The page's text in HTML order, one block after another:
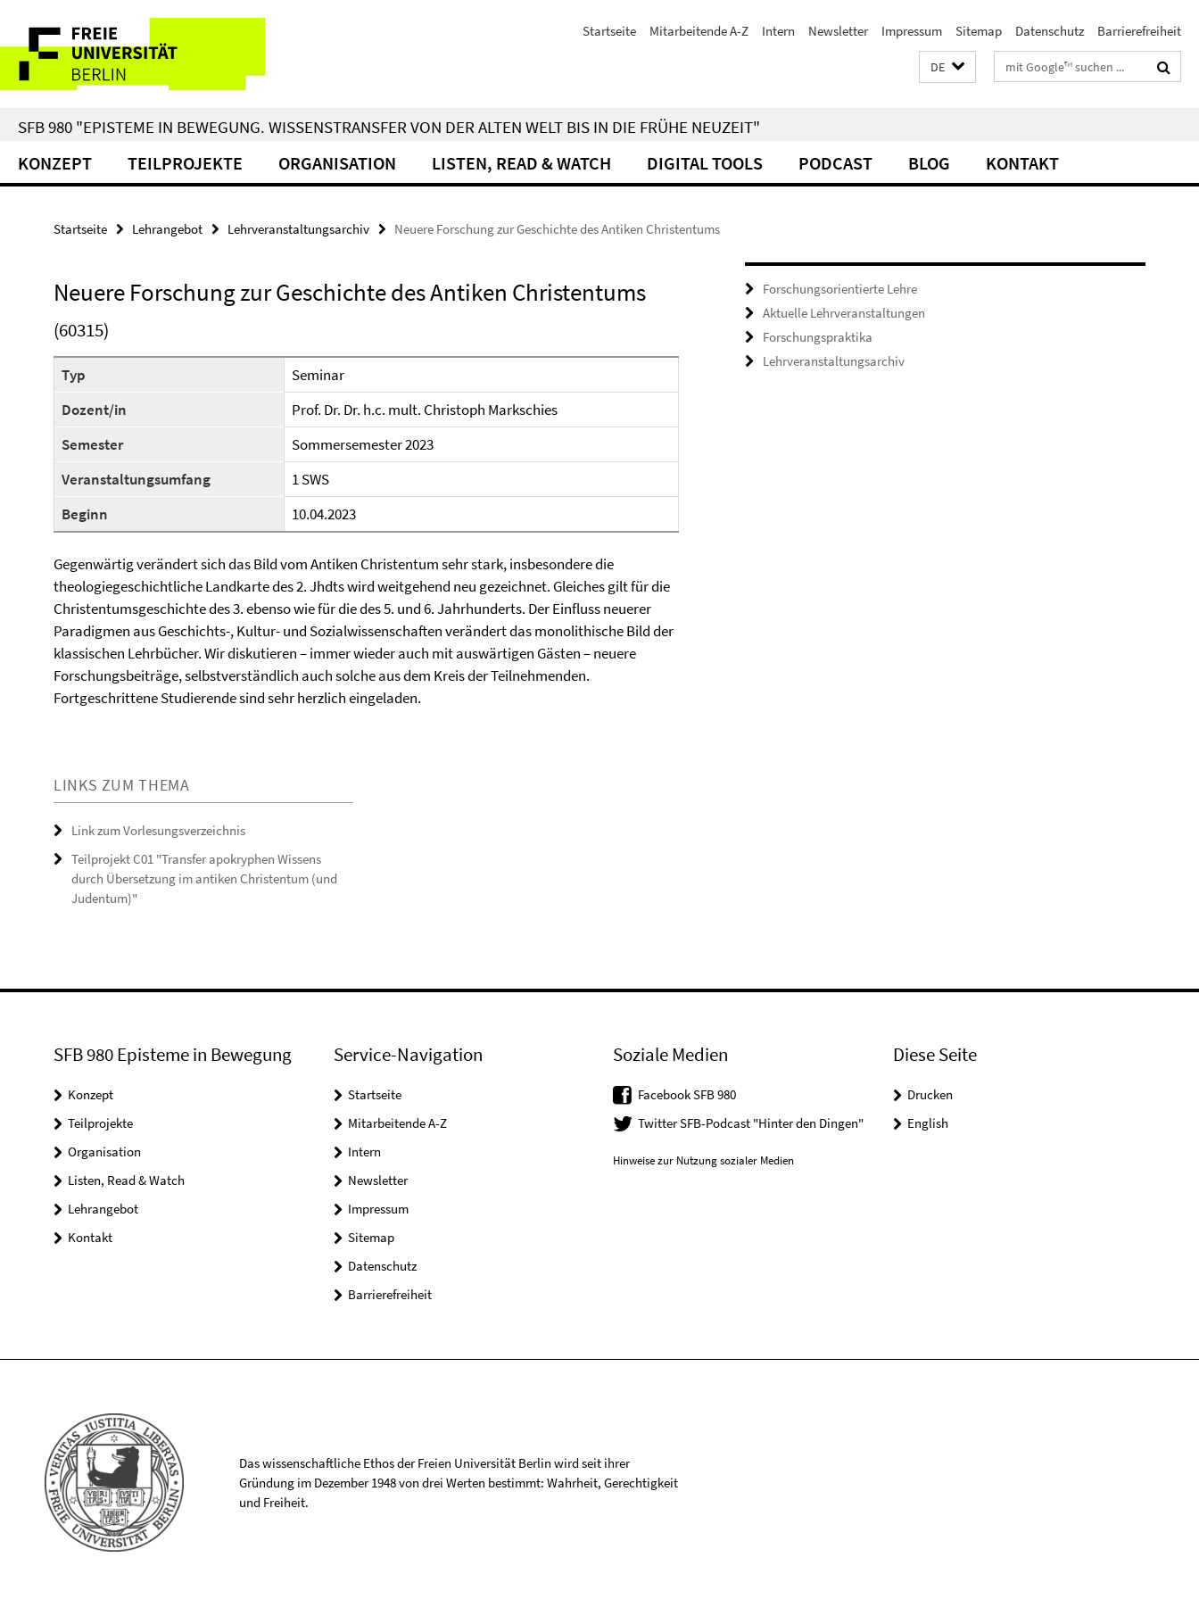
direkt
Inhalt
Service-
Navigation
Startseite Mitarbeitende A-Z Intern Newsletter Impressum Sitemap Datenschutz Barrierefreiheit
DE Suchbegriffe
SFB 980 "EPISTEME IN BEWEGUNG. WISSENSTRANSFER VON DER ALTEN WELT BIS IN DIE FRÜHE NEUZEIT"
KONZEPT TEILPROJEKTE ORGANISATION LISTEN, READ & WATCH DIGITAL TOOLS PODCAST BLOG KONTAKT
Startseite Lehrangebot Lehrveranstaltungsarchiv Neuere Forschung zur Geschichte des Antiken Christentums
Neuere Forschung zur Geschichte des Antiken Christentums
(60315)
Typ
Seminar
Dozent/in
Prof. Dr. Dr. h.c. mult. Christoph Markschies
Semester
Sommersemester 2023
Veranstaltungsumfang
1 SWS
Beginn
10.04.2023
Gegenwärtig verändert sich das Bild vom Antiken Christentum sehr stark, insbesondere die
theologiegeschichtliche Landkarte des 2. Jhdts wird weitgehend neu gezeichnet. Gleiches gilt für die
Christentumsgeschichte des 3. ebenso wie für die des 5. und 6. Jahrhunderts. Der Einfluss neuerer
Paradigmen aus Geschichts-, Kultur- und Sozialwissenschaften verändert das monolithische Bild der
klassischen Lehrbücher. Wir diskutieren – immer wieder auch mit auswärtigen Gästen – neuere
Forschungsbeiträge, selbstverständlich auch solche aus dem Kreis der Teilnehmenden.
Fortgeschrittene Studierende sind sehr herzlich eingeladen.
LINKS ZUM THEMA
Link zum Vorlesungsverzeichnis
Teilprojekt C01 "Transfer apokryphen Wissens
durch Übersetzung im antiken Christentum (und
Judentum)"
Forschungsorientierte Lehre
Aktuelle Lehrveranstaltungen
Forschungspraktika
Lehrveranstaltungsarchiv
SFB 980 Episteme in Bewegung
Konzept
Teilprojekte
Organisation
Listen, Read & Watch
Lehrangebot
Kontakt
Service-Navigation
Startseite
Mitarbeitende A-Z
Intern
Newsletter
Impressum
Sitemap
Datenschutz
Barrierefreiheit
Soziale Medien
Facebook SFB 980
Twitter SFB-Podcast "Hinter den Dingen"
Hinweise zur Nutzung sozialer Medien
Diese Seite
Drucken
English
Das wissenschaftliche Ethos der Freien Universität Berlin wird seit ihrer
Gründung im Dezember 1948 von drei Werten bestimmt: Wahrheit, Gerechtigkeit
und Freiheit.